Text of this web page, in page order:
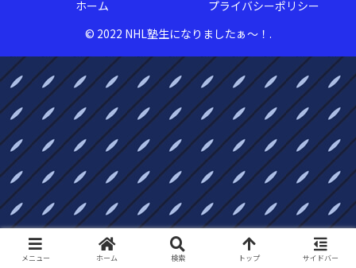
ホーム
プライバシーポリシー
© 2022 NHL塾生になりましたぁ〜！.
メニュー ホーム 検索 トップ サイドバー